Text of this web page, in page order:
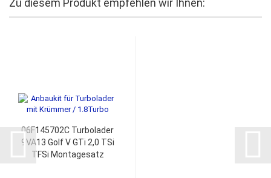
06F145702C Turbolader
9VA13 Golf V GTi 2,0 TSi
TFSi Montagesatz